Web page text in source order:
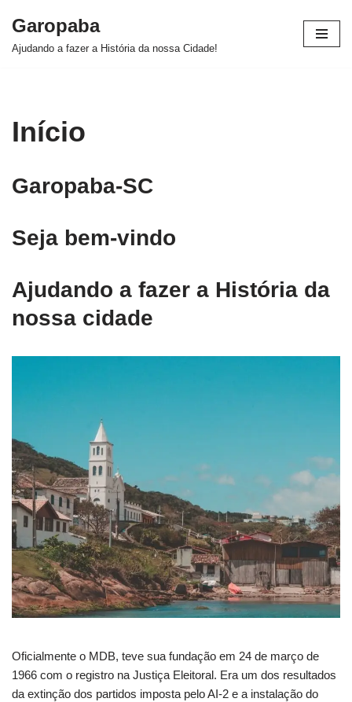
Pular
Garopaba
Ajudando a fazer a História da nossa Cidade!
Início
Garopaba-SC
Seja bem-vindo
Ajudando a fazer a História da
nossa cidade
Oficialmente o MDB, teve sua fundação em 24 de março de
1966 com o registro na Justiça Eleitoral. Era um dos resultados
da extinção dos partidos imposta pelo AI-2 e a instalação do